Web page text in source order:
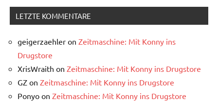
LETZTE KOMMENTARE
geigerzaehler on Zeitmaschine: Mit Konny ins
Drugstore
XrisWraith on Zeitmaschine: Mit Konny ins Drugstore
GZ on Zeitmaschine: Mit Konny ins Drugstore
Ponyo on Zeitmaschine: Mit Konny ins Drugstore